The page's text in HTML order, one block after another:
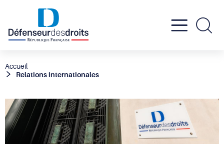
menu
Fil
d'Ariane
Accueil
Relations internationales